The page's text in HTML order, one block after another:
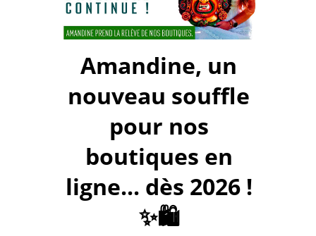
Amandine, un
nouveau souffle
pour nos
boutiques en
ligne... dès 2026 !
✨🛍️